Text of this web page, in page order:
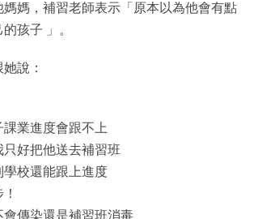
媽，補習老師表示「原本以為他會有點
孩子 」。
說：
業進度會跟不上
好把他送去補習班
校還能跟上進度
傳染還是補習班消毒